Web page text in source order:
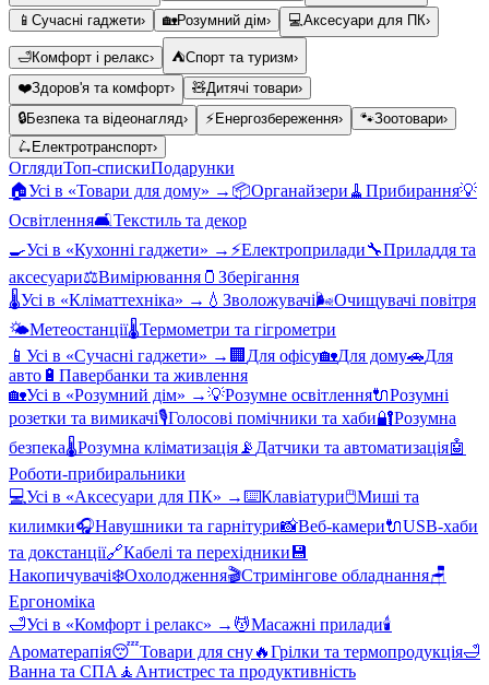
📱 Сучасні гаджети› 🏡Розумний дім› 💻Аксесуари для ПК›
🛁Комфорт і релакс› ⛺Спорт та туризм›
❤️Здоров'я та комфорт› 🧸Дитячі товари›
🔒Безпека та відеонагляд› ⚡ Енергозбереження› 🐾Зоотовари›
🛴 Електротранспорт›
ОглядиТоп-спискиПодарунки
🏠Усі в «Товари для дому» → 📦Органайзери 🧹 Прибирання💡
Освітлення🛋️Текстиль та декор
🍳Усі в «Кухонні гаджети» → ⚡Електроприлади🔧Приладдя та
аксесуари⚖️Вимірювання 🫙 Зберігання
🌡️Усі в «Кліматтехніка» → 💧 Зволожувачі🌬️Очищувачі повітря
🌤️Метеостанції🌡️Термометри та гігрометри
📱 Усі в «Сучасні гаджети» → 🏢 Для офісу🏡Для дому🚗Для
авто 🔋 Павербанки та живлення
🏡Усі в «Розумний дім» →💡Розумне освітлення🔌Розумні
розетки та вимикачі🎙️Голосові помічники та хаби🔐Розумна
безпека🌡️Розумна кліматизація 📡 Датчики та автоматизація🤖
Роботи-прибиральники
💻Усі в «Аксесуари для ПК» →⌨️Клавіатури🖱️Миші та
килимки🎧Навушники та гарнітури📸Веб-камери🔌USB-хаби
та докстанції🔗Кабелі та перехідники 💾
Накопичувачі❄️Охолодження🎬Стримінгове обладнання🪑
Ергономіка
🛁Усі в «Комфорт і релакс» → 💆Масажні прилади🕯️
Ароматерапія😴Товари для сну🔥Грілки та термопродукція🛁
Ванна та СПА 🧘 Антистрес та продуктивність